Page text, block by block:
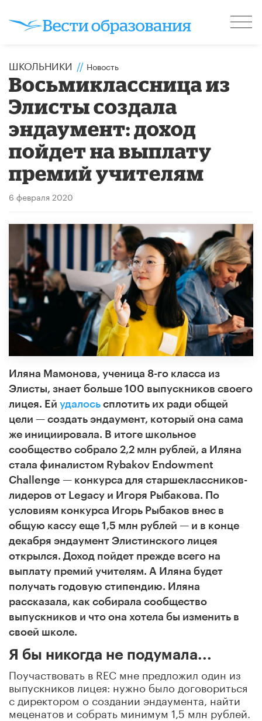
ШКОЛЬНИКИ // Новость
Восьмиклассница из
Элисты создала
эндаумент: доход
пойдет на выплату
премий учителям
6 февраля 2020
Иляна Мамонова, ученица 8-го класса из
Элисты, знает больше 100 выпускников своего
лицея. Ей удалось сплотить их ради общей
цели — создать эндаумент, который она сама
же инициировала. В итоге школьное
сообщество собрало 2,2 млн рублей, а Иляна
стала финалистом Rybakov Endowment
Challenge — конкурса для старшеклассников-
лидеров от Legacy и Игоря Рыбакова. По
условиям конкурса Игорь Рыбаков внес в
общую кассу еще 1,5 млн рублей — и в конце
декабря эндаумент Элистинского лицея
открылся. Доход пойдет прежде всего на
выплату премий учителям. А Иляна будет
получать годовую стипендию. Иляна
рассказала, как собирала сообщество
выпускников и что она хотела бы изменить в
своей школе.
Я бы никогда не подумала...
Поучаствовать в REC мне предложил один из
выпускников лицея: нужно было договориться
с директором о создании эндаумента, найти
меценатов и собрать минимум 1,5 млн рублей.